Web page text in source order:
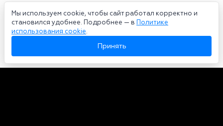
Мы используем cookie, чтобы сайт работал корректно и
становился удобнее. Подробнее — в Политике
использования cookie.
Принять